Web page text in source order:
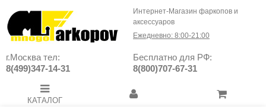
Интернет-Магазин фаркопов и
аксессуаров
Ежедневно: 8:00-21:00
г.Москва тел:
8(499)347-14-31
Бесплатно для РФ:
8(800)707-67-31
КАТАЛОГ